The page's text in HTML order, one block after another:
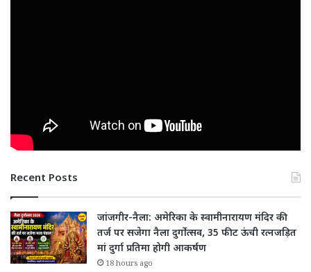
Recent Posts
जांजगीर-नैला: अमेरिका के स्वामीनारायण मंदिर की
तर्ज पर सजेगा नैला दुर्गोत्सव, 35 फीट ऊंची रत्नजड़ित
मां दुर्गा प्रतिमा होगी आकर्षण
18 hours ago